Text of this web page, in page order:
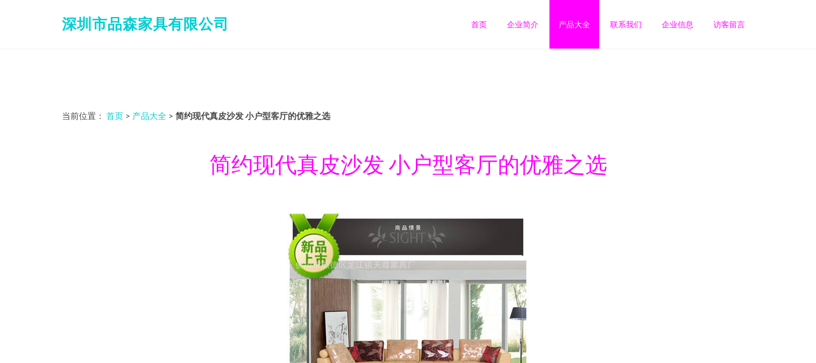
深圳市品森家具有限公司 首页 企业简介 产品大全 联系我们 企业信息 访客留言
当前位置： 首页 > 产品大全 > 简约现代真皮沙发 小户型客厅的优雅之选
简约现代真皮沙发 小户型客厅的优雅之选